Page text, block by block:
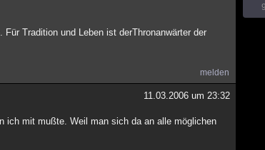
Tradition und Leben ist derThronanwärter der
melden
11.03.2006 um 23:32
ich mit mußte. Weil man sich da an alle möglichen